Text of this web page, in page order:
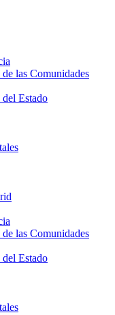
las Comunidades
Estado
las Comunidades
Estado